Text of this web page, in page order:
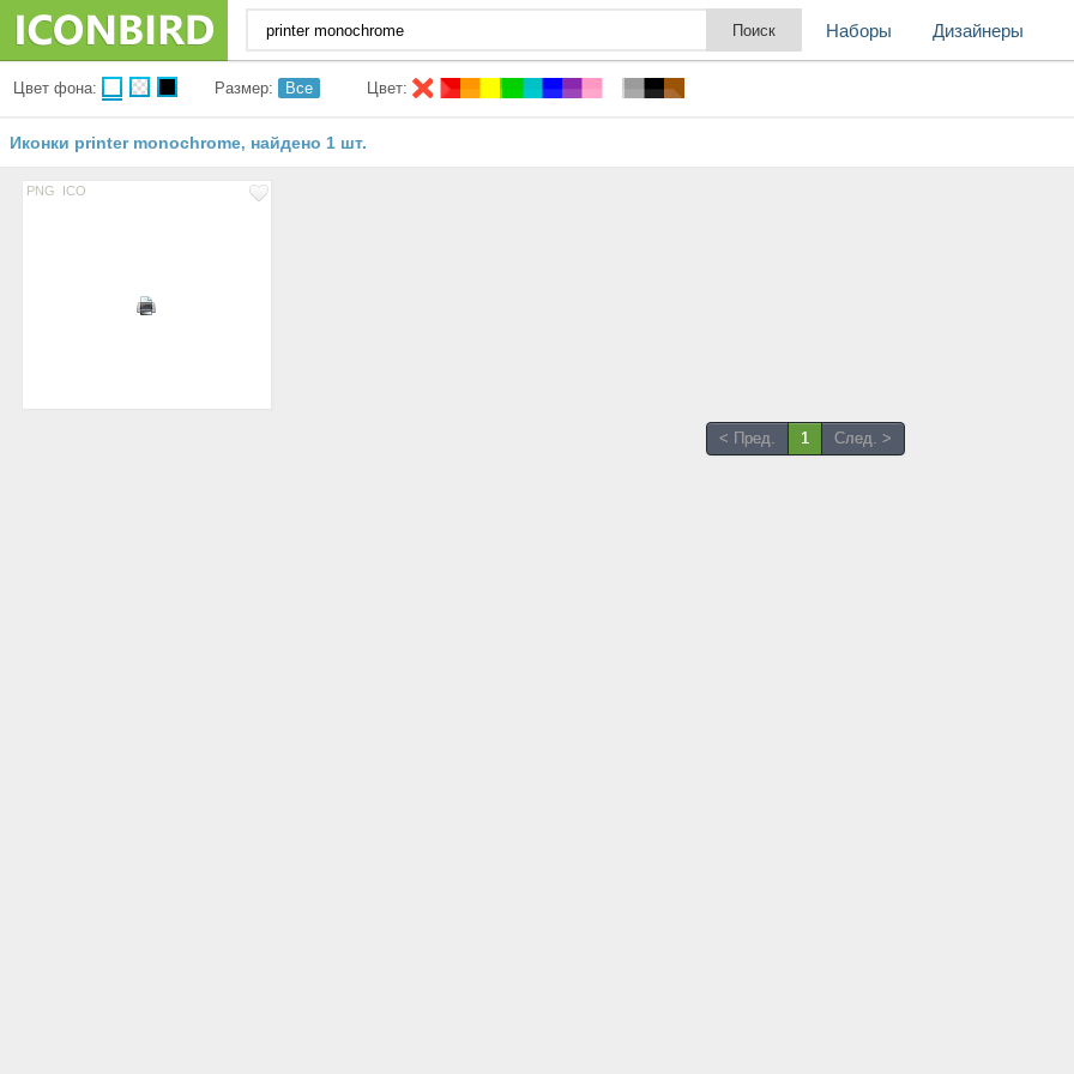
Наборы Дизайнеры
Цвет фона: Размер: Все Цвет:
Иконки printer monochrome, найдено 1 шт.
PNG ICO
< Пред. 1 След. >